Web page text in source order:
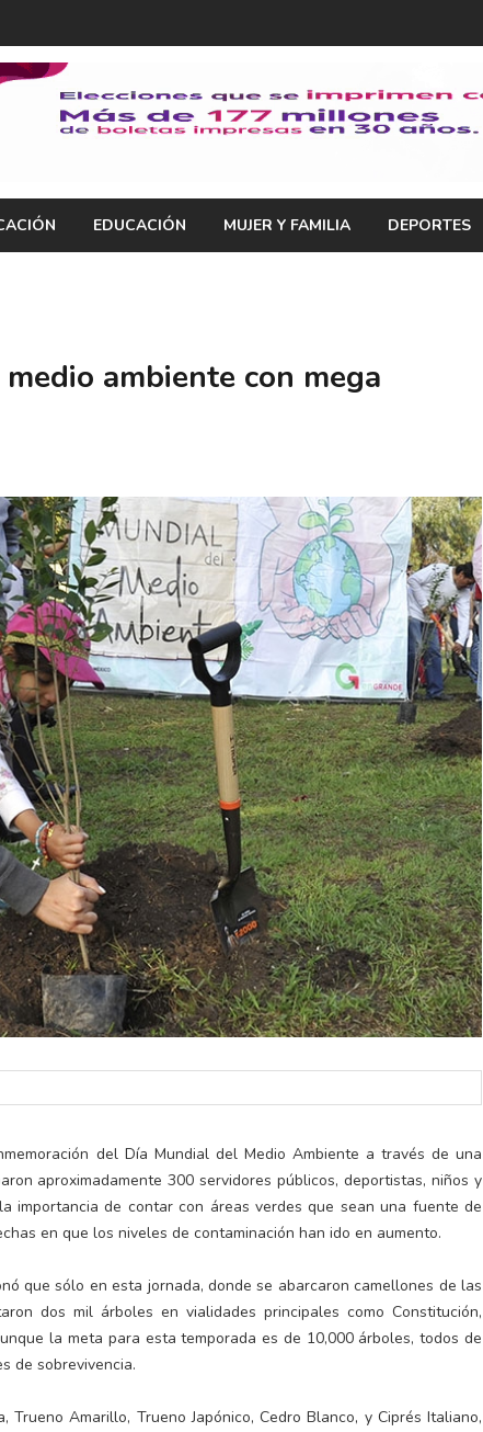
EDUCACIÓN MUJER Y FAMILIA DEPORTES
ambiente con mega
del Día Mundial del Medio Ambiente a través de una
aproximadamente 300 servidores públicos, deportistas, niños y
importancia de contar con áreas verdes que sean una fuente de
en que los niveles de contaminación han ido en aumento.
que sólo en esta jornada, donde se abarcaron camellones de las
dos mil árboles en vialidades principales como Constitución,
la meta para esta temporada es de 10,000 árboles, todos de
de sobrevivencia.
Amarillo, Trueno Japónico, Cedro Blanco, y Ciprés Italiano,
Electoral de
Informa el gobierno federal cómo fue el
operativo de captura de "El Mencho" y sus
reacciones en Jalisco